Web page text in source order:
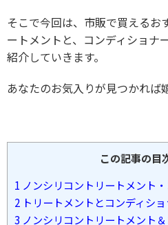
そこで今回は、市販で買えるお
ートメントと、コンディショナ
紹介していきます。
あなたのお気入りが見つかれば
この記事の目
1 ノンシリコントリートメント
2 トリートメントとコンディシ
3 ノンシリコントリートメント